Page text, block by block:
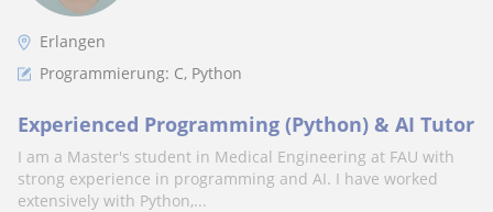
Erlangen
Programmierung: C, Python
Experienced Programming (Python) & AI Tutor
I am a Master's student in Medical Engineering at FAU with
strong experience in programming and AI. I have worked
extensively with Python,...